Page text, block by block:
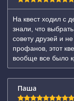
На квест ходил с
знали, что
совету друзей и
профанов, этот
вообще все было
Паша